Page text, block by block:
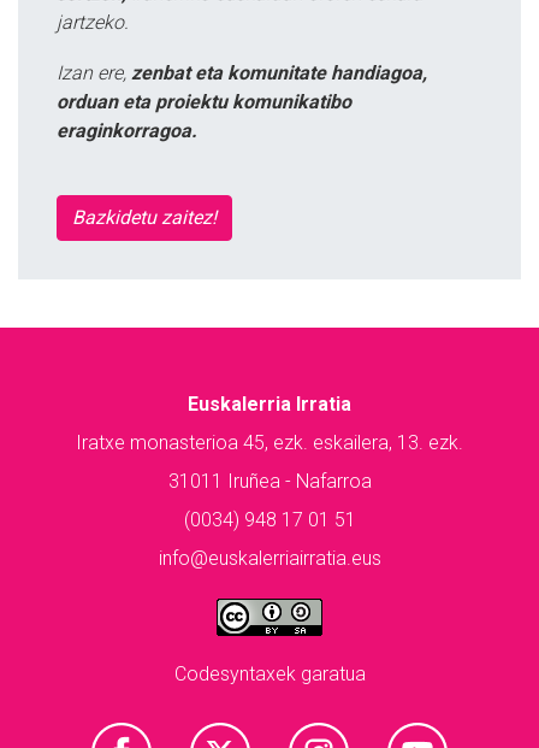
jartzeko.
Izan ere, zenbat eta komunitate handiagoa,
orduan eta proiektu komunikatibo
eraginkorragoa.
Bazkidetu zaitez!
Euskalerria Irratia
Iratxe monasterioa 45, ezk. eskailera, 13. ezk.
31011 Iruñea - Nafarroa
(0034) 948 17 01 51
info@euskalerriairratia.eus
Codesyntaxek garatua